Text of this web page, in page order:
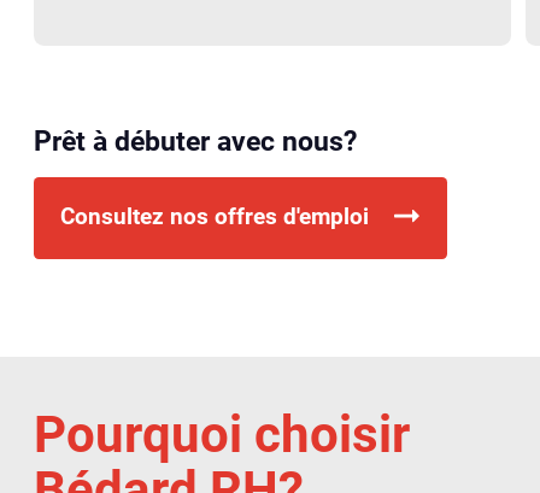
Prêt à débuter avec nous?
Consultez nos offres d'emploi
Pourquoi choisir